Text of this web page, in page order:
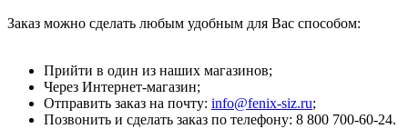
Заказ можно сделать любым удобным для Вас способом:
Прийти в один из наших магазинов;
Через Интернет-магазин;
Отправить заказ на почту: info@fenix-siz.ru;
Позвонить и сделать заказ по телефону: 8 800 700-60-24.